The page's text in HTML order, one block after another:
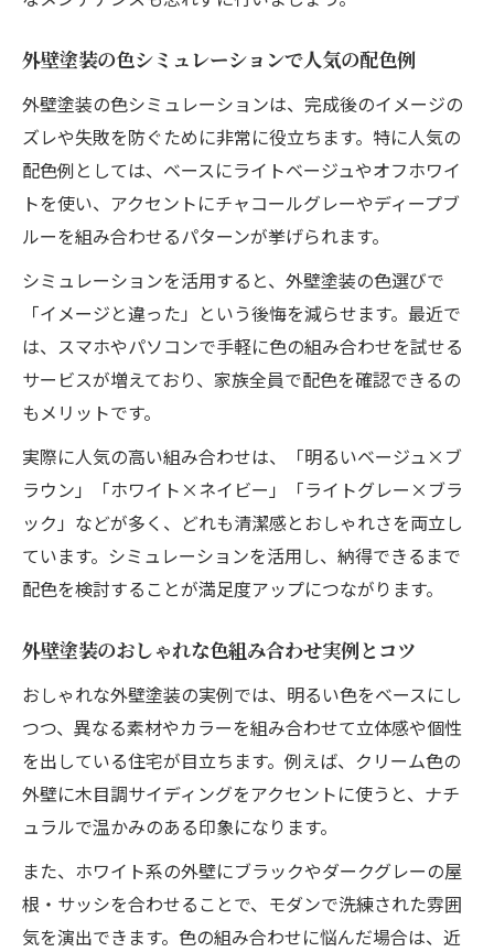
外壁塗装の色シミュレーションで人気の配色例
外壁塗装の色シミュレーションは、完成後のイメージの
ズレや失敗を防ぐために非常に役立ちます。特に人気の
配色例としては、ベースにライトベージュやオフホワイ
トを使い、アクセントにチャコールグレーやディープブ
ルーを組み合わせるパターンが挙げられます。
シミュレーションを活用すると、外壁塗装の色選びで
「イメージと違った」という後悔を減らせます。最近で
は、スマホやパソコンで手軽に色の組み合わせを試せる
サービスが増えており、家族全員で配色を確認できるの
もメリットです。
実際に人気の高い組み合わせは、「明るいベージュ×ブ
ラウン」「ホワイト×ネイビー」「ライトグレー×ブラ
ック」などが多く、どれも清潔感とおしゃれさを両立し
ています。シミュレーションを活用し、納得できるまで
配色を検討することが満足度アップにつながります。
外壁塗装のおしゃれな色組み合わせ実例とコツ
おしゃれな外壁塗装の実例では、明るい色をベースにし
つつ、異なる素材やカラーを組み合わせて立体感や個性
を出している住宅が目立ちます。例えば、クリーム色の
外壁に木目調サイディングをアクセントに使うと、ナチ
ュラルで温かみのある印象になります。
また、ホワイト系の外壁にブラックやダークグレーの屋
根・サッシを合わせることで、モダンで洗練された雰囲
気を演出できます。色の組み合わせに悩んだ場合は、近